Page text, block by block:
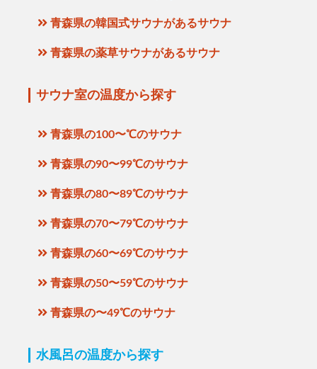
青森県の韓国式サウナがあるサウナ
青森県の薬草サウナがあるサウナ
サウナ室の温度から探す
青森県の100〜℃のサウナ
青森県の90〜99℃のサウナ
青森県の80〜89℃のサウナ
青森県の70〜79℃のサウナ
青森県の60〜69℃のサウナ
青森県の50〜59℃のサウナ
青森県の〜49℃のサウナ
水風呂の温度から探す